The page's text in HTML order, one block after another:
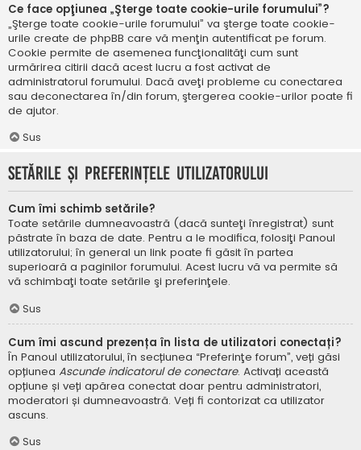
Ce face opţiunea „Şterge toate cookie-urile forumului”?
„Şterge toate cookie-urile forumului” va şterge toate cookie-
urile create de phpBB care vă menţin autentificat pe forum.
Cookie permite de asemenea funcţionalităţi cum sunt
urmărirea citirii dacă acest lucru a fost activat de
administratorul forumului. Dacă aveţi probleme cu conectarea
sau deconectarea în/din forum, ştergerea cookie-urilor poate fi
de ajutor.
Sus
Setările şi preferinţele utilizatorului
Cum îmi schimb setările?
Toate setările dumneavoastră (dacă sunteţi înregistrat) sunt
păstrate în baza de date. Pentru a le modifica, folosiţi Panoul
utilizatorului; în general un link poate fi găsit în partea
superioară a paginilor forumului. Acest lucru vă va permite să
vă schimbaţi toate setările şi preferinţele.
Sus
Cum îmi ascund prezența în lista de utilizatori conectați?
În Panoul utilizatorului, în secțiunea “Preferinţe forum”, veți găsi
opțiunea Ascunde indicatorul de conectare. Activați această
opțiune și veți apărea conectat doar pentru administratori,
moderatori și dumneavoastră. Veți fi contorizat ca utilizator
ascuns.
Sus